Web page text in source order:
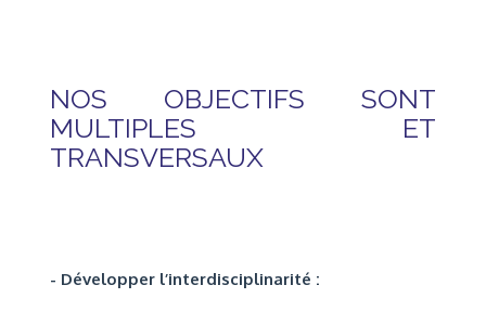
NOS OBJECTIFS SONT
MULTIPLES ET
TRANSVERSAUX
- Développer l’interdisciplinarité :